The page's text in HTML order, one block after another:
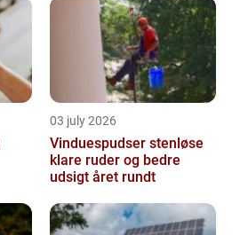
03 july 2026
Vinduespudser stenløse
klare ruder og bedre
udsigt året rundt